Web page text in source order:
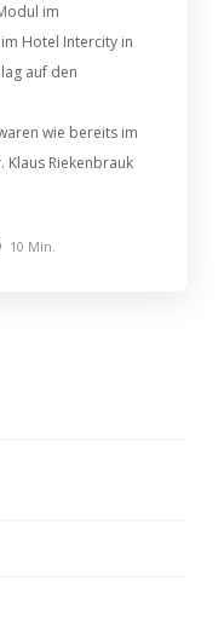
im
Hotel Intercity in
auf den
wie bereits im
Riekenbrauk
10 Min.